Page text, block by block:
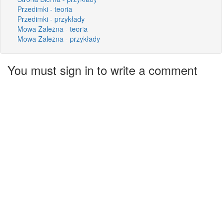
Przedimki - teoria
Przedimki - przykłady
Mowa Zależna - teoria
Mowa Zależna - przykłady
You must sign in to write a comment